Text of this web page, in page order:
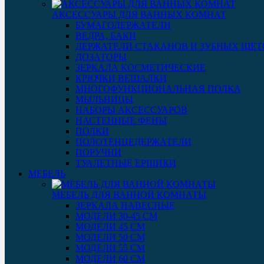
АКСЕССУАРЫ ДЛЯ ВАННЫХ КОМНАТ
БУМАГОДЕРЖАТЕЛИ
ВЕДРА, БАКИ
ДЕРЖАТЕЛИ СТАКАНОВ И ЗУБНЫХ
ДОЗАТОРЫ
ЗЕРКАЛА КОСМЕТИЧЕСКИЕ
КРЮЧКИ ВЕШАЛКИ
МНОГОФУНКЦИОНАЛЬНАЯ ПОЛКА
МЫЛЬНИЦЫ
НАБОРЫ АКСЕССУАРОВ
НАСТЕННЫЕ ФЕНЫ
ПОЛКИ
ПОЛОТЕНЦЕДЕРЖАТЕЛИ
ПОРУЧНИ
ТУАЛЕТНЫЕ ЕРШИКИ
МЕБЕЛЬ
МЕБЕЛЬ ДЛЯ ВАННОЙ КОМНАТЫ
ЗЕРКАЛА НАВЕСНЫЕ
МОДЕЛИ 30-45 СМ
МОДЕЛИ 45 СМ
МОДЕЛИ 50 СМ
МОДЕЛИ 55 СМ
МОДЕЛИ 60 СМ